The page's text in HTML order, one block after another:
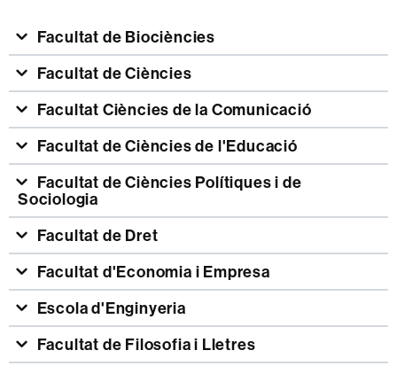
Facultat de Biociències
Facultat de Ciències
Facultat Ciències de la Comunicació
Facultat de Ciències de l'Educació
Sociologia
Facultat de Dret
Facultat d'Economia i Empresa
Escola d'Enginyeria
Facultat de Filosofia i Lletres